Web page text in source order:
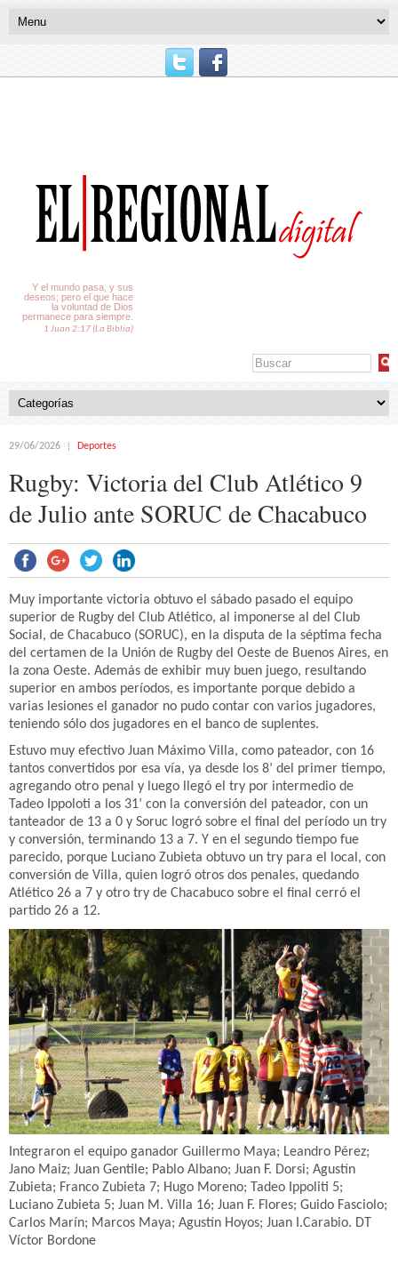
Y el mundo pasa, y sus
deseos; pero el que hace
la voluntad de Dios
permanece para siempre.
1 Juan 2:17 (La Biblia)
29/06/2026 Deportes
Rugby: Victoria del Club Atlético 9
de Julio ante SORUC de Chacabuco
Muy importante victoria obtuvo el sábado pasado el equipo
superior de Rugby del Club Atlético, al imponerse al del Club
Social, de Chacabuco (SORUC), en la disputa de la séptima fecha
del certamen de la Unión de Rugby del Oeste de Buenos Aires, en
la zona Oeste. Además de exhibir muy buen juego, resultando
superior en ambos períodos, es importante porque debido a
varias lesiones el ganador no pudo contar con varios jugadores,
teniendo sólo dos jugadores en el banco de suplentes.
Estuvo muy efectivo Juan Máximo Villa, como pateador, con 16
tantos convertidos por esa vía, ya desde los 8’ del primer tiempo,
agregando otro penal y luego llegó el try por intermedio de
Tadeo Ippoloti a los 31’ con la conversión del pateador, con un
tanteador de 13 a 0 y Soruc logró sobre el final del período un try
y conversión, terminando 13 a 7. Y en el segundo tiempo fue
parecido, porque Luciano Zubieta obtuvo un try para el local, con
conversión de Villa, quien logró otros dos penales, quedando
Atlético 26 a 7 y otro try de Chacabuco sobre el final cerró el
partido 26 a 12.
Integraron el equipo ganador Guillermo Maya; Leandro Pérez;
Jano Maiz; Juan Gentile; Pablo Albano; Juan F. Dorsi; Agustín
Zubieta; Franco Zubieta 7; Hugo Moreno; Tadeo Ippoliti 5;
Luciano Zubieta 5; Juan M. Villa 16; Juan F. Flores; Guido Fasciolo;
Carlos Marín; Marcos Maya; Agustín Hoyos; Juan I.Carabio. DT
Víctor Bordone